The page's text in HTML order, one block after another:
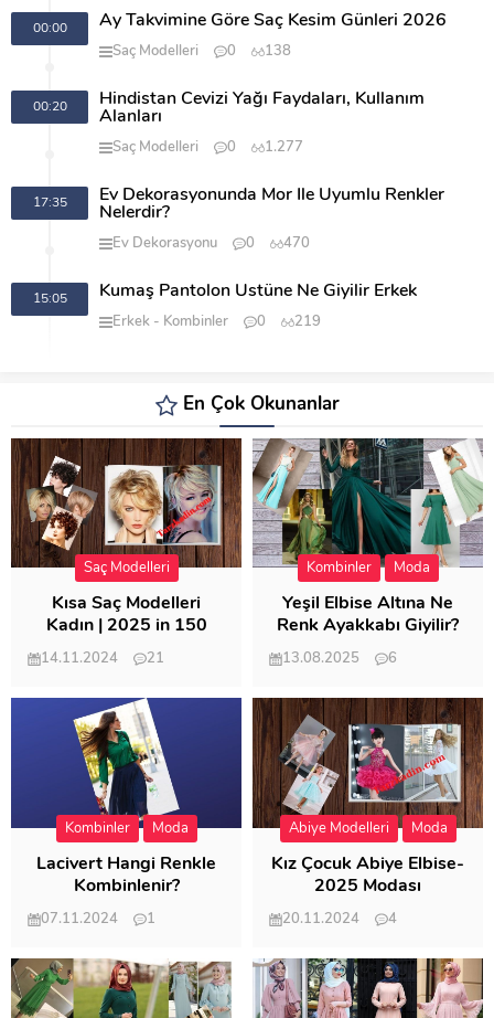
00:00 Ay Takvimine Göre Saç Kesim Günleri 2026
Saç Modelleri 0 138
00:20
Hindistan Cevizi Yağı Faydaları, Kullanım
Alanları
Saç Modelleri 0 1.277
17:35
Ev Dekorasyonunda Mor İle Uyumlu Renkler
Nelerdir?
Ev Dekorasyonu 0 470
15:05 Kumaş Pantolon Üstüne Ne Giyilir Erkek
Erkek Kombinler 0 219
En Çok Okunanlar
Saç Modelleri
Kısa Saç Modelleri
Kadın | 2025 in 150
Modeli
14.11.2024
21
Kombinler Moda
Yeşil Elbise Altına Ne
Renk Ayakkabı Giyilir?
13.08.2025
6
Kombinler Moda
Lacivert Hangi Renkle
Kombinlenir?
07.11.2024
1
Abiye Modelleri Moda
Kız Çocuk Abiye Elbise-
2025 Modası
20.11.2024
4